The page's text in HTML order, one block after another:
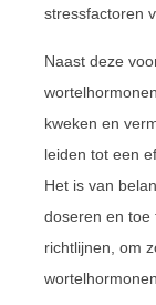
stressfactoren
Naast deze
kweken en
leiden tot een
Het is van
doseren en toe
richtlijnen, om
wortelhormonen.